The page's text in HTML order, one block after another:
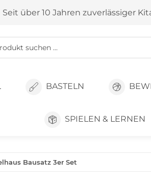
Seit über 10 Jahren zuverlässiger
BASTELN
SPIELEN & LERNEN
Bausatz 3er Set